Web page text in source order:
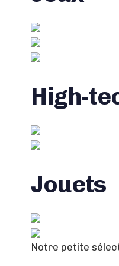
High-
Jouets
Notre petite